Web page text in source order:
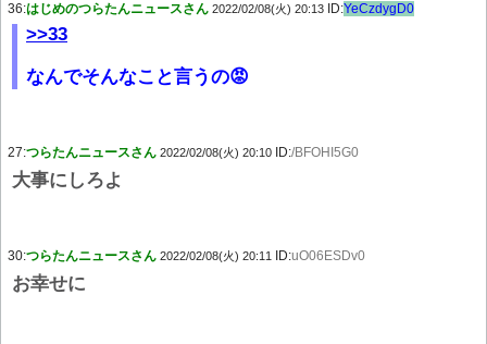
36:はじめのつらたんニュースさん 2022/02/08(火) 20:13 ID:YeCzdygD0
>>33
なんでそんなこと言うの😡
27:つらたんニュースさん 2022/02/08(火) 20:10 ID:/BFOHI5G0
大事にしろよ
30:つらたんニュースさん 2022/02/08(火) 20:11 ID:uO06ESDv0
お幸せに